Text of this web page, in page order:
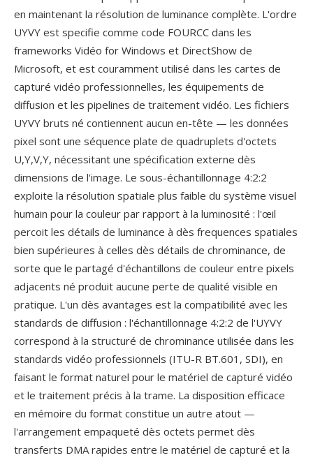
en maintenant la résolution de luminance complète. L'ordre
UYVY est specifie comme code FOURCC dans les
frameworks Vidéo for Windows et DirectShow de
Microsoft, et est couramment utilisé dans les cartes de
capturé vidéo professionnelles, les équipements de
diffusion et les pipelines de traitement vidéo. Les fichiers
UYVY bruts né contiennent aucun en-tête — les données
pixel sont une séquence plate de quadruplets d'octets
U,Y,V,Y, nécessitant une spécification externe dès
dimensions de l'image. Le sous-échantillonnage 4:2:2
exploite la résolution spatiale plus faible du système visuel
humain pour la couleur par rapport à la luminosité : l'œil
percoit les détails de luminance à dès frequences spatiales
bien supérieures à celles dès détails de chrominance, de
sorte que le partagé d'échantillons de couleur entre pixels
adjacents né produit aucune perte de qualité visible en
pratique. L'un dès avantages est la compatibilité avec les
standards de diffusion : l'échantillonnage 4:2:2 de l'UYVY
correspond à la structuré de chrominance utilisée dans les
standards vidéo professionnels (ITU-R BT.601, SDI), en
faisant le format naturel pour le matériel de capturé vidéo
et le traitement précis à la trame. La disposition efficace
en mémoire du format constitue un autre atout —
l'arrangement empaqueté dès octets permet dès
transferts DMA rapides entre le matériel de capturé et la